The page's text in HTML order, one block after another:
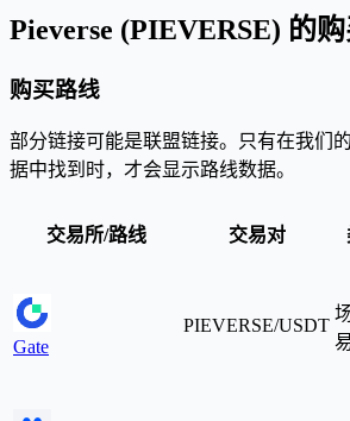
Pieverse (PIEVERSE) 的
购买路线
部分链接可能是联盟链接。只有在我们
据中找到时，才会显示路线数据。
交易所/路线 交易对
Gate
PIEVERSE/USDT